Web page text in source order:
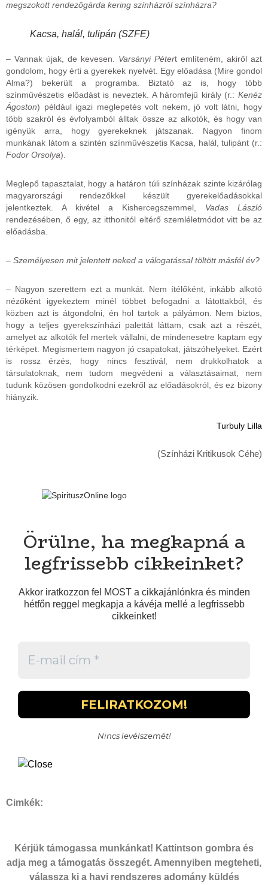
megszokott rendezőgárda kering színházról színházra?
Kacsa, halál, tulipán (SZFE)
– Vannak újak, de kevesen. Varsányi Pétert említeném, akiről azt
gondolom, hogy érti a gyerekek nyelvét. Egy előadása (Mire gondol
Alma?) bekerült a programba. Biztató az is, hogy több
színművészetis előadást is neveztek. A háromfejű király (r.: Kenéz
Ágoston) például igazi meglepetés volt nekem, jó volt látni, hogy
több szakról és évfolyamból álltak össze az alkotók, és hogy van
igényük arra, hogy gyerekeknek játszanak. Nagyon finom
munkának látom a szintén színművészetis Kacsa, halál, tulipánt (r.:
Fodor Orsolya).
Meglepő tapasztalat, hogy a határon túli színházak szinte kizárólag
magyarországi rendezőkkel készült gyerekelőadásokkal
jelentkeztek. A kivétel a Kishercegszemmel, Vadas László
rendezésében, ő egy, az itthonitól eltérő szemléletmódot vitt be az
előadásba.
– Személyesen mit jelentett neked a válogatással töltött másfél év?
– Nagyon szerettem ezt a munkát. Nem ítélőként, inkább alkotó
nézőként igyekeztem minél többet befogadni a látottakból, és
közben azt is átgondolni, én hol tartok a pályámon. Nem biztos,
hogy a teljes gyerekszínházi palettát láttam, csak azt a részét,
amelyet az alkotók fel mertek vállalni, de mindenesetre kaptam egy
térképet. Megismertem nagyon jó csapatokat, játszóhelyeket. Ezért
is rossz érzés, hogy nincs fesztivál, nem drukkolhatok a
társulatoknak, nem tudom megvédeni a választásaimat, nem
tudunk közösen gondolkodni ezekről az előadásokról, és ez bizony
hiányzik.
Turbuly Lilla
(Színházi Kritikusok Céhe)
Örülne, ha megkapná a
legfrissebb cikkeinket?
Akkor iratkozzon fel MOST a cikkajánlónkra és minden
hétfőn reggel megkapja a kávéja mellé a legfrissebb
cikkeinket!
Nincs levélszemét!
Cimkék:
Kérjük támogassa munkánkat! Kattintson gombra és
adja meg a támogatás összegét. Amennyiben megteheti,
válassza ki a havi rendszeres adomány küldés